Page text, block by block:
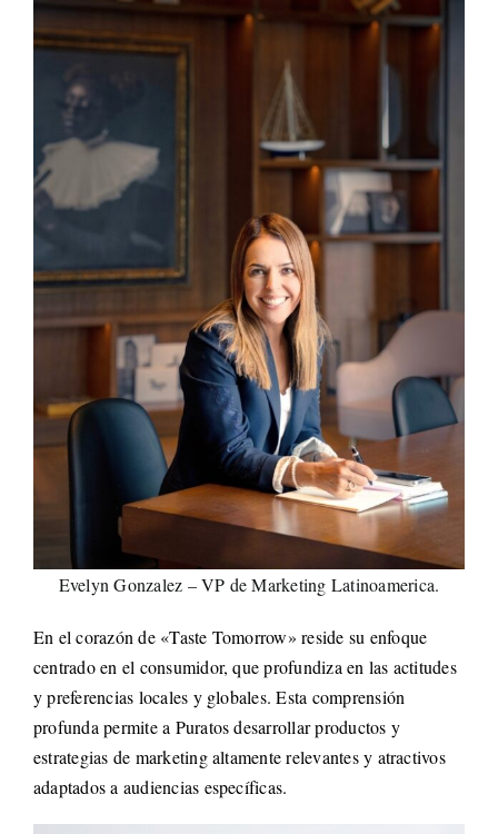
Search
Evelyn Gonzalez – VP de Marketing Latinoamerica.
En el corazón de «Taste Tomorrow» reside su enfoque
centrado en el consumidor, que profundiza en las actitudes
y preferencias locales y globales. Esta comprensión
profunda permite a Puratos desarrollar productos y
estrategias de marketing altamente relevantes y atractivos
adaptados a audiencias específicas.